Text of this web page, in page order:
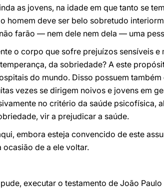
as jovens, na idade em que tanto se
homem deve ser belo sobretudo
farão — nem dele nem dela — uma
o corpo que sofre prejuízos sensíveis
da sobriedade? A este
do mundo. Disso possuem
vezes se dirigem noivos e jovens em
no critério da saúde psicofísica,
vir a prejudicar a saúde.
embora esteja convencido de este
ocasião de a ele voltar.
executar o testamento de João Paulo